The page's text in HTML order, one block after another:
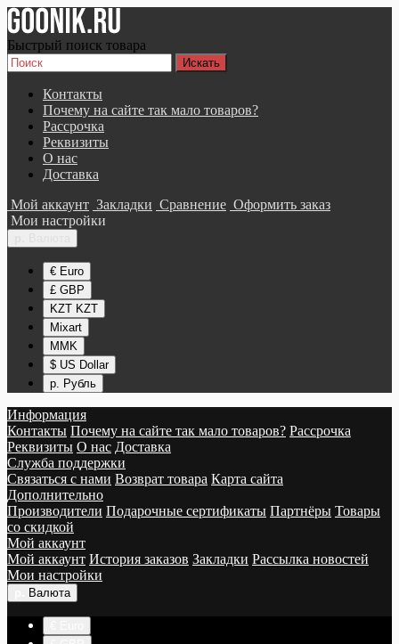
Быстрый поиск товара
Контакты
Почему на сайте так мало товаров?
Рассрочка
Реквизиты
О нас
Доставка
Мой аккаунт Закладки Сравнение Оформить заказ
Мои настройки
€ Euro
£ GBP
KZT KZT
Mixart
MMK
$ US Dollar
р. Рубль
Информация
Контакты Почему на сайте так мало товаров? Рассрочка
Реквизиты О нас Доставка
Служба поддержки
Связаться с нами Возврат товара Карта сайта
Дополнительно
Производители Подарочные сертификаты Партнёры Товары
со скидкой
Мой аккаунт
Мой аккаунт История заказов Закладки Рассылка новостей
Мои настройки
Валюта